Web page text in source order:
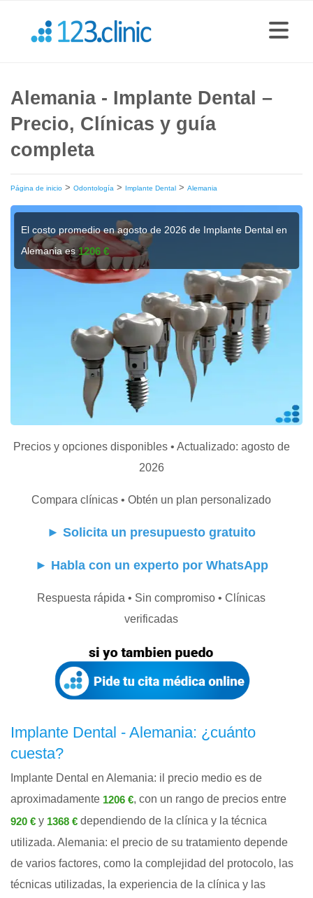
Alemania - Implante Dental –
Precio, Clínicas y guía
completa
Página de inicio > Odontología > Implante Dental > Alemania
El costo promedio en agosto de 2026 de Implante Dental en
Alemania es1206 €
Precios y opciones disponibles • Actualizado: agosto de
2026
Compara clínicas • Obtén un plan personalizado
► Solicita un presupuesto gratuito
► Habla con un experto por WhatsApp
Respuesta rápida • Sin compromiso • Clínicas
verificadas
Implante Dental - Alemania: ¿cuánto
cuesta?
Implante Dental en Alemania: il precio medio es de
aproximadamente 1206 €, con un rango de precios entre
920 € y 1368 € dependiendo de la clínica y la técnica
utilizada. Alemania: el precio de su tratamiento depende
de varios factores, como la complejidad del protocolo, las
técnicas utilizadas, la experiencia de la clínica y las